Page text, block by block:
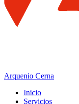
Arquenio Cerna
Inicio
Servicios